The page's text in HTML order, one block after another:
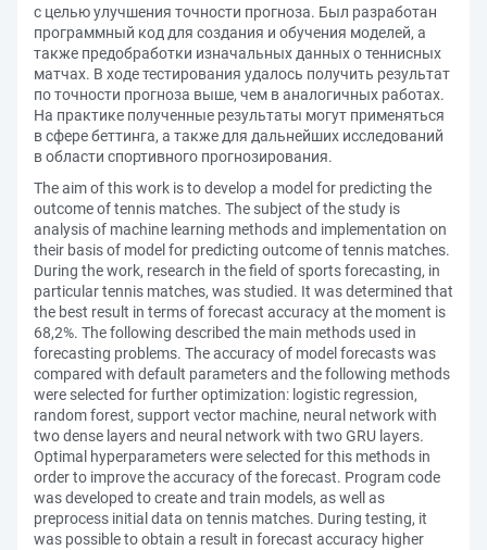
с целью улучшения точности прогноза. Был разработан
программный код для создания и обучения моделей, а
также предобработки изначальных данных о теннисных
матчах. В ходе тестирования удалось получить результат
по точности прогноза выше, чем в аналогичных работах.
На практике полученные результаты могут применяться
в сфере беттинга, а также для дальнейших исследований
в области спортивного прогнозирования.
The aim of this work is to develop a model for predicting the
outcome of tennis matches. The subject of the study is
analysis of machine learning methods and implementation on
their basis of model for predicting outcome of tennis matches.
During the work, research in the field of sports forecasting, in
particular tennis matches, was studied. It was determined that
the best result in terms of forecast accuracy at the moment is
68,2%. The following described the main methods used in
forecasting problems. The accuracy of model forecasts was
compared with default parameters and the following methods
were selected for further optimization: logistic regression,
random forest, support vector machine, neural network with
two dense layers and neural network with two GRU layers.
Optimal hyperparameters were selected for this methods in
order to improve the accuracy of the forecast. Program code
was developed to create and train models, as well as
preprocess initial data on tennis matches. During testing, it
was possible to obtain a result in forecast accuracy higher